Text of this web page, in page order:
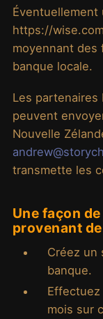
Éventuellement
https://
moyennant des
banque locale.
Les partenaires
peuvent
Nouvelle
transmette les
Une façon
provenant
Créez un
banque.
Effectuez
mois sur